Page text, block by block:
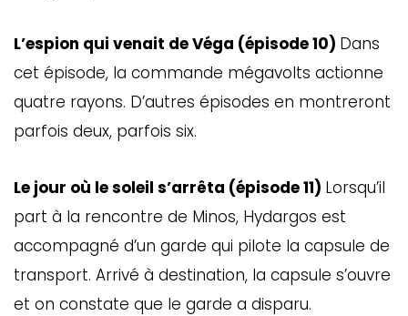
L’espion qui venait de Véga (épisode 10) Dans
cet épisode, la commande mégavolts actionne
quatre rayons. D’autres épisodes en montreront
parfois deux, parfois six.
Le jour où le soleil s’arrêta (épisode 11) Lorsqu’il
part à la rencontre de Minos, Hydargos est
accompagné d’un garde qui pilote la capsule de
transport. Arrivé à destination, la capsule s’ouvre
et on constate que le garde a disparu.